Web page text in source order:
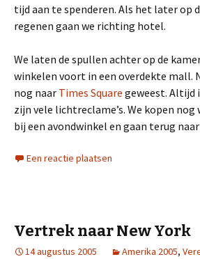
tijd aan te spenderen. Als het later op
regenen gaan we richting hotel.
We laten de spullen achter op de
winkelen voort in een overdekte mall.
nog naar Times Square geweest. Altijd
zijn vele lichtreclame’s. We kopen
bij een avondwinkel en gaan terug
Een reactie plaatsen
Vertrek naar New York
14 augustus 2005 Amerika 2005,